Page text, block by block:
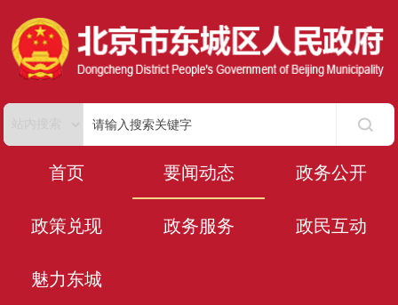
首页 要闻动态 政务公开
政策兑现 政务服务 政民互动
魅力东城